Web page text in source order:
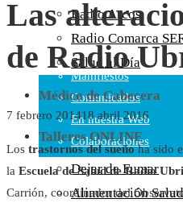
Salud en Verano
Plataforma
Manifiestos
Comunicados
En nuestra Web
Colaboraciones
Cartas al Director
Radio Arcos
Radio Comarca
Salud al Día
Médico de Cabecera
Talleres ONLINE
Dejar de Fumar
Alimentación
Las
de Radio
7 febrero 201418 abril 2016
Los trastornos del sueñoha sido
la Escuela de Salud de Radio
Carrión, coordinador del